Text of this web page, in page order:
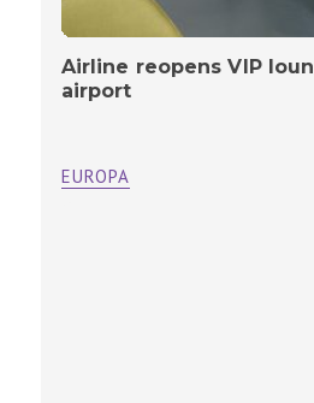
Airline reopens VIP
airport
EUROPA